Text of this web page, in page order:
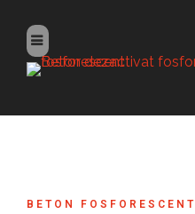
BETON FOSFORESCENT